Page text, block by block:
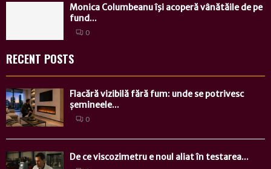
Monica Columbeanu îşi acoperă vânătăile de pe
fund...
0
RECENT POSTS
Flacără vizibilă fără fum: unde se potrivesc
șemineele...
0
De ce viscozimetru e noul aliat în testarea...